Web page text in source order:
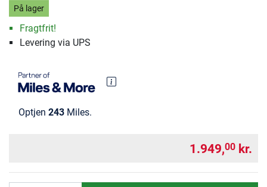
På lager
Fragtfrit!
Levering via UPS
Optjen 243 Miles.
1.949,00 kr.